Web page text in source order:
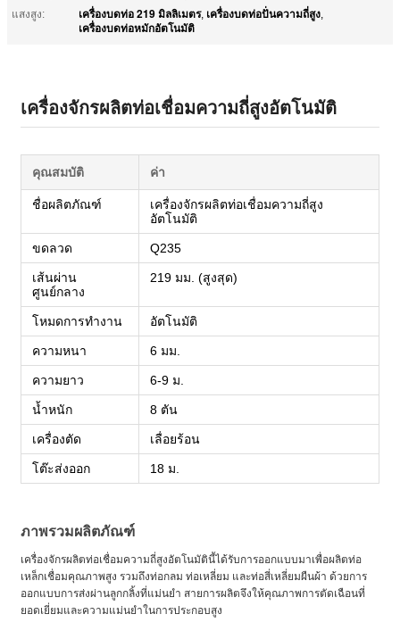
แสงสูง:
เครื่องบดท่อ 219 มิลลิเมตร, เครื่องบดท่อปั่นความถี่สูง,
เครื่องบดท่อหมักอัตโนมัติ
เครื่องจักรผลิตท่อเชื่อมความถี่สูงอัตโนมัติ
คุณสมบัติ ค่า
ชื่อผลิตภัณฑ์
เครื่องจักรผลิตท่อเชื่อมความถี่สูง
อัตโนมัติ
ขดลวด Q235
เส้นผ่าน
ศูนย์กลาง
219 มม. (สูงสุด)
โหมดการทำงาน อัตโนมัติ
ความหนา 6 มม.
ความยาว 6-9 ม.
น้ำหนัก 8 ตัน
เครื่องตัด เลื่อยร้อน
โต๊ะส่งออก 18 ม.
ภาพรวมผลิตภัณฑ์
เครื่องจักรผลิตท่อเชื่อมความถี่สูงอัตโนมัตินี้ได้รับการออกแบบมาเพื่อผลิตท่อ
เหล็กเชื่อมคุณภาพสูง รวมถึงท่อกลม ท่อเหลี่ยม และท่อสี่เหลี่ยมผืนผ้า ด้วยการ
ออกแบบการส่งผ่านลูกกลิ้งที่แม่นยำ สายการผลิตจึงให้คุณภาพการตัดเฉือนที่
ยอดเยี่ยมและความแม่นยำในการประกอบสูง